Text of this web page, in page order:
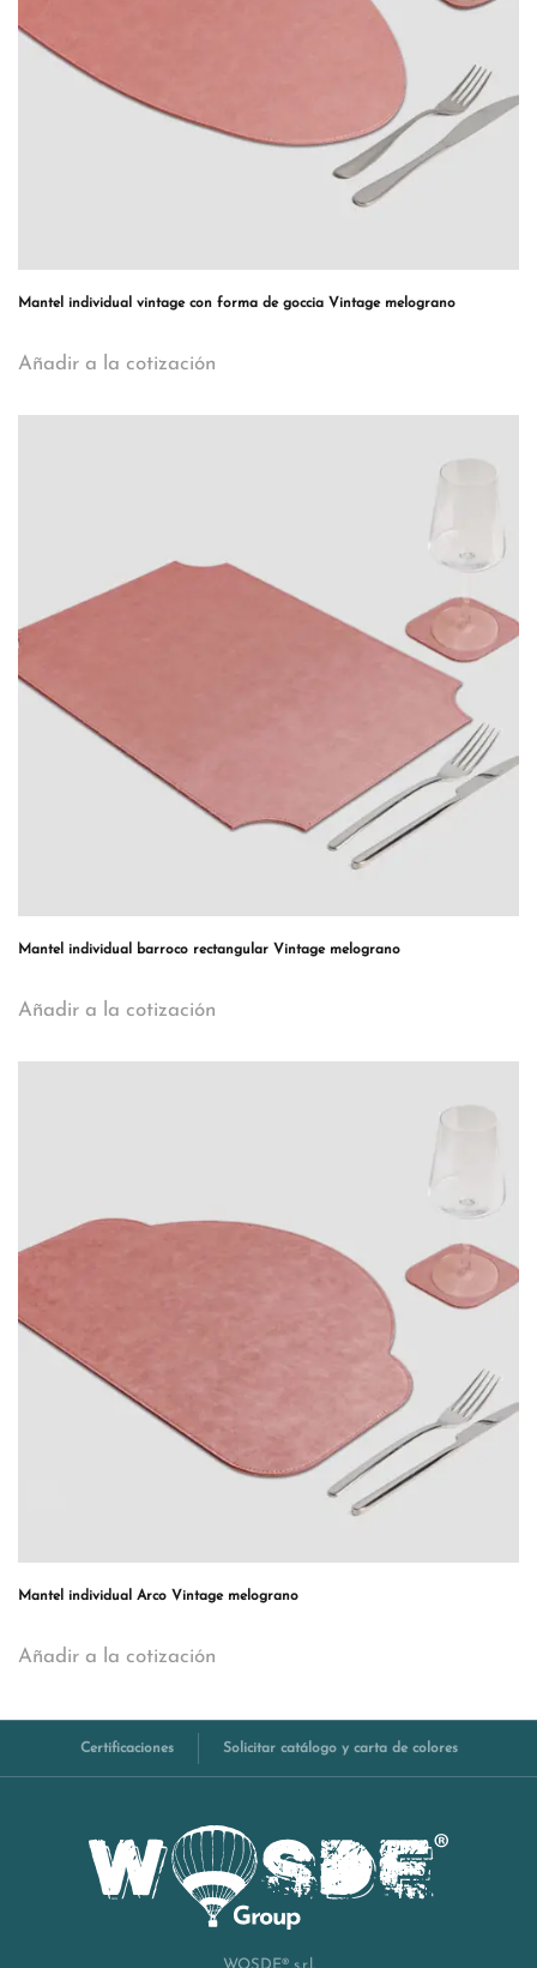
Mantel individual vintage con forma de goccia Vintage melograno
Añadir a la cotización
Mantel individual barroco rectangular Vintage melograno
Añadir a la cotización
Mantel individual Arco Vintage melograno
Añadir a la cotización
Certificaciones Solicitar catálogo y carta de colores